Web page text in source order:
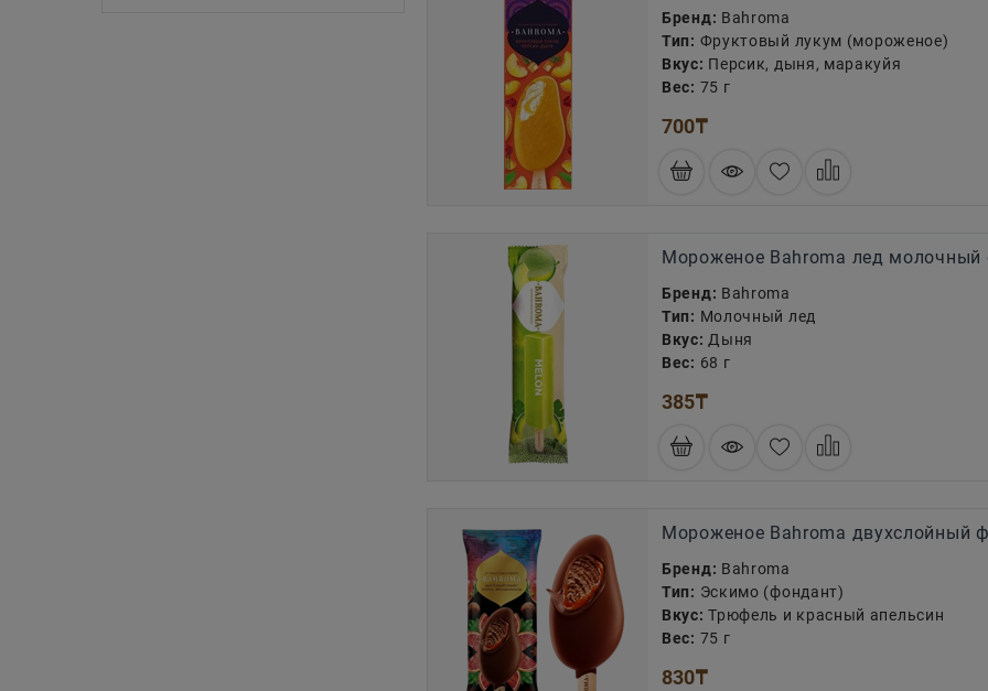
Бренд: Bahroma
Тип: Фруктовый лукум (мороженое)
Вкус: Персик, дыня, маракуйя
Вес: 75 г
700₸
Мороженое Bahroma лед
Бренд: Bahroma
Тип: Молочный лед
Вкус: Дыня
Вес: 68 г
385₸
Мороженое Bahroma двухслойный
Бренд: Bahroma
Тип: Эскимо (фондант)
Вкус: Трюфель и красный апельсин
Вес: 75 г
830₸